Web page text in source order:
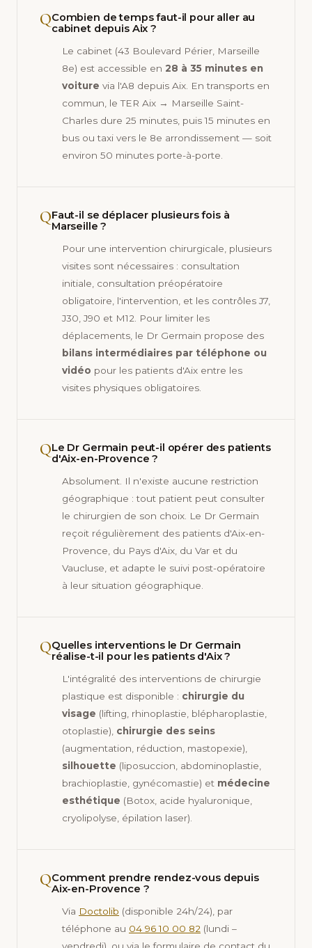
QCombien de temps faut-il pour aller au
cabinet depuis Aix ?
Le cabinet (43 Boulevard Périer, Marseille
8e) est accessible en 28 à 35 minutes en
voiture via l'A8 depuis Aix. En transports en
commun, le TER Aix → Marseille Saint-
Charles dure 25 minutes, puis 15 minutes en
bus ou taxi vers le 8e arrondissement — soit
environ 50 minutes porte-à-porte.
QFaut-il se déplacer plusieurs fois à
Marseille ?
Pour une intervention chirurgicale, plusieurs
visites sont nécessaires : consultation
initiale, consultation préopératoire
obligatoire, l'intervention, et les contrôles J7,
J30, J90 et M12. Pour limiter les
déplacements, le Dr Germain propose des
bilans intermédiaires par téléphone ou
vidéo pour les patients d'Aix entre les
visites physiques obligatoires.
QLe Dr Germain peut-il opérer des patients
d'Aix-en-Provence ?
Absolument. Il n'existe aucune restriction
géographique : tout patient peut consulter
le chirurgien de son choix. Le Dr Germain
reçoit régulièrement des patients d'Aix-en-
Provence, du Pays d'Aix, du Var et du
Vaucluse, et adapte le suivi post-opératoire
à leur situation géographique.
QQuelles interventions le Dr Germain
réalise-t-il pour les patients d'Aix ?
L'intégralité des interventions de chirurgie
plastique est disponible : chirurgie du
visage (lifting, rhinoplastie, blépharoplastie,
otoplastie), chirurgie des seins
(augmentation, réduction, mastopexie),
silhouette (liposuccion, abdominoplastie,
brachioplastie, gynécomastie) et médecine
esthétique (Botox, acide hyaluronique,
cryolipolyse, épilation laser).
QComment prendre rendez-vous depuis
Aix-en-Provence ?
Via Doctolib (disponible 24h/24), par
téléphone au 04 96 10 00 82 (lundi –
vendredi), ou via le formulaire de contact du